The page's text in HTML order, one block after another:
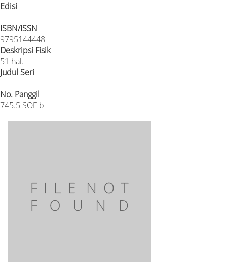
Edisi
-
ISBN/ISSN
9795144448
Deskripsi Fisik
51 hal.
Judul Seri
-
No. Panggil
745.5 SOE b